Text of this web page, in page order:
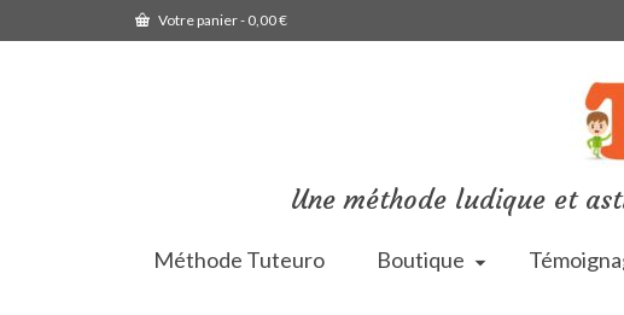
Votre panier- 0,00€
Une méthode ludique et
Méthode Tuteuro Boutique